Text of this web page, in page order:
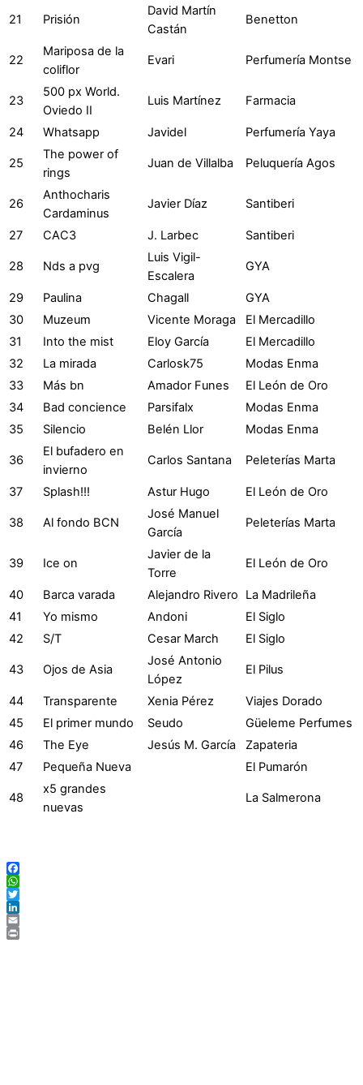
21 Prisión
David Martín
Castán
Benetton
22
Mariposa de la
coliflor
Evari Perfumería Montse
23
500 px World.
Oviedo II
Luis Martínez Farmacia
24 Whatsapp Javidel Perfumería Yaya
25
The power of
rings
Juan de Villalba Peluquería Agos
26
Anthocharis
Cardaminus
Javier Díaz Santiberi
27 CAC3 J. Larbec Santiberi
28 Nds a pvg
Luis Vigil-
Escalera
GYA
29 Paulina Chagall
GYA
30
Muzeum Vicente Moraga
El Mercadillo
31
Into the mist Eloy García
El Mercadillo
32
La mirada Carlosk75
Modas Enma
33
Más bn Amador Funes
El León de Oro
34
Bad concience Parsifalx
Modas Enma
35
Silencio Belén Llor Modas Enma
36
El bufadero en
invierno
Carlos Santana Peleterías Marta
37 Splash!!! Astur Hugo El León de Oro
38 Al fondo BCN
José Manuel
García
Peleterías Marta
39 Ice on
Javier de la
Torre
El León de Oro
40 Barca varada Alejandro Rivero
La Madrileña
41
Yo mismo Andoni
El Siglo
42
S/T Cesar March El Siglo
43 Ojos de Asia
José Antonio
López
El Pilus
44 Transparente Xenia Pérez
Viajes Dorado
45
El primer mundo Seudo
Güeleme Perfumes
46
The Eye Jesús M. García
Zapateria
47
Pequeña Nueva El Pumarón
48
x5 grandes
nuevas
La Salmerona
Facebook
WhatsApp
Twitter
LinkedIn
Email